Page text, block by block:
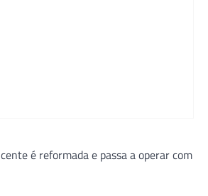
é reformada e passa a operar com